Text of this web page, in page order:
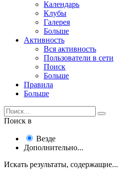
Календарь
Клубы
Галерея
Больше
Активность
Вся активность
Пользователи в сети
Поиск
Больше
Правила
Больше
Поиск в
Везде
Дополнительно...
Искать результаты, содержащие...